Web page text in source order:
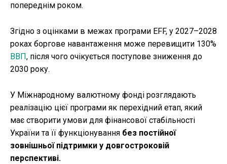
попереднім роком.
Згідно з оцінками в межах програми EFF, у 2027–2028
роках боргове навантаження може перевищити 130%
ВВП, після чого очікується поступове зниження до
2030 року.
У Міжнародному валютному фонді розглядають
реалізацію цієї програми як перехідний етап, який
має створити умови для фінансової стабільності
України та її функціонування без постійної
зовнішньої підтримки у довгостроковій
перспективі.